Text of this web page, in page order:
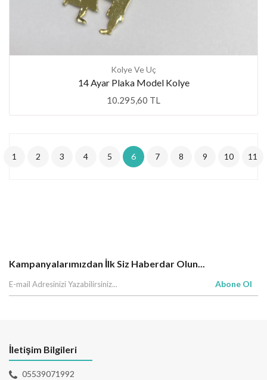
Kolye Ve Uç
14 Ayar Plaka Model Kolye
10.295,60 TL
1 2 3 4 5 6 7 8 9 10 11
Kampanyalarımızdan İlk Siz Haberdar Olun...
Abone Ol
İletişim Bilgileri
05539071992